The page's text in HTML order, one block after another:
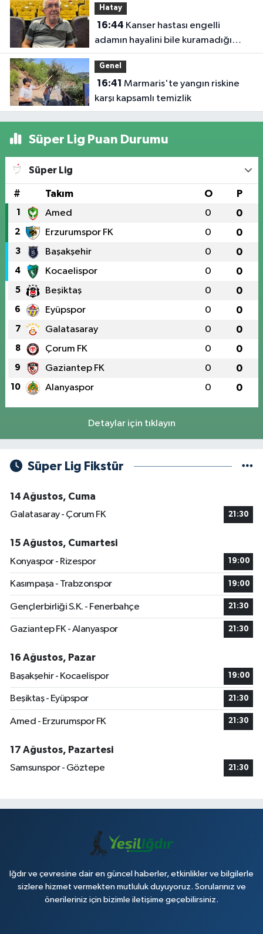
Hatay
16:44
adamın hayalini bile kuramadığı
evine kavuşunca döktüğü gözyaşı
duygulandırdı
Genel
16:41
karşı kapsamlı temizlik
Süper Lig Puan Durumu
Süper Lig
# Takım O P
1 Amed 0 0
2 Erzurumspor FK 0 0
3 Başakşehir 0 0
4 Kocaelispor 0 0
5 Beşiktaş 0 0
6 Eyüpspor 0 0
7 Galatasaray 0 0
8 Çorum FK 0 0
9 Gaziantep FK 0 0
10 Alanyaspor 0 0
Detaylar için tıklayın
Süper Lig Fikstür
14 Ağustos, Cuma
Galatasaray - Çorum FK
21:30
15 Ağustos, Cumartesi
Konyaspor - Rizespor
19:00
Kasımpaşa - Trabzonspor 19:00
Gençlerbirliği S.K. - Fenerbahçe 21:30
Gaziantep FK - Alanyaspor 21:30
16 Ağustos, Pazar
Başakşehir - Kocaelispor
19:00
Beşiktaş - Eyüpspor 21:30
Amed - Erzurumspor FK 21:30
17 Ağustos, Pazartesi
Samsunspor - Göztepe
21:30
Iğdır ve çevresine dair en güncel haberler, etkinlikler ve bilgilerle
sizlere hizmet vermekten mutluluk duyuyoruz. Sorularınız ve
önerileriniz için bizimle iletişime geçebilirsiniz.